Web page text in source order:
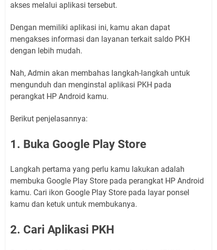
akses melalui aplikasi tersebut.
Dengan memiliki aplikasi ini, kamu akan dapat
mengakses informasi dan layanan terkait saldo PKH
dengan lebih mudah.
Nah, Admin akan membahas langkah-langkah untuk
mengunduh dan menginstal aplikasi PKH pada
perangkat HP Android kamu.
Berikut penjelasannya:
1. Buka Google Play Store
Langkah pertama yang perlu kamu lakukan adalah
membuka Google Play Store pada perangkat HP Android
kamu. Cari ikon Google Play Store pada layar ponsel
kamu dan ketuk untuk membukanya.
2. Cari Aplikasi PKH